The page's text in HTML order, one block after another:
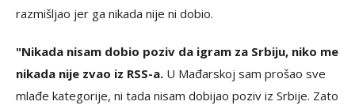
razmišljao jer ga nikada nije ni dobio.
"Nikada nisam dobio poziv da igram za Srbiju, niko me
nikada nije zvao iz RSS-a. U Mađarskoj sam prošao sve
mlađe kategorije, ni tada nisam dobijao poziv iz Srbije. Zato